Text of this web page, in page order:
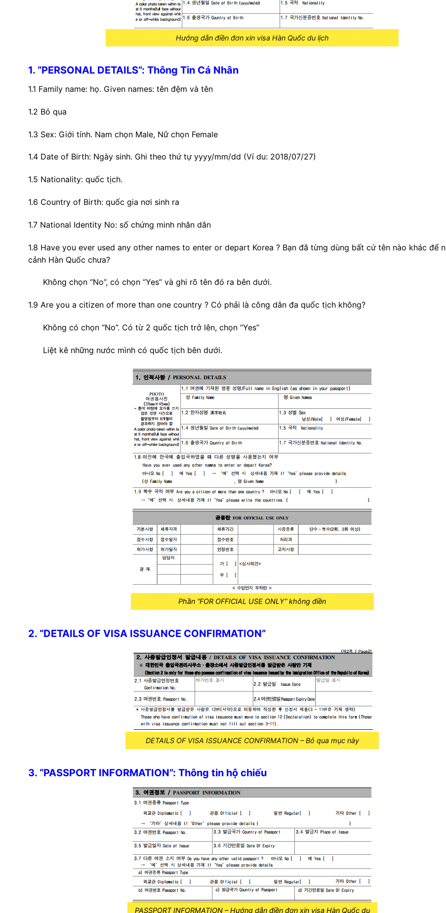
Hướng dẫn điền đơn xin visa Hàn Quốc du lịch
1. “PERSONAL DETAILS”: Thông Tin Cá Nhân
1.1 Family name: họ. Given names: tên đệm và tên
1.2 Bỏ qua
1.3 Sex: Giới tính. Nam chọn Male, Nữ chọn Female
1.4 Date of Birth: Ngày sinh. Ghi theo thứ tự yyyy/mm/dd (Ví du: 2018/07/27)
1.5 Nationality: quốc tịch.
1.6 Country of Birth: quốc gia nơi sinh ra
1.7 National Identity No: số chứng minh nhân dân
1.8 Have you ever used any other names to enter or depart Korea ? Bạn đã từng dùng bất cứ tên nào khác để
cảnh Hàn Quốc chưa?
Không chọn “No”, có chọn “Yes” và ghi rõ tên đó ra bên dưới.
1.9 Are you a citizen of more than one country ? Có phải là công dân đa quốc tịch không?
Không có chọn “No”. Có từ 2 quốc tịch trở lên, chọn “Yes”
Liệt kê những nước mình có quốc tịch bên dưới.
Phần “FOR OFFICIAL USE ONLY” không điền
2. “DETAILS OF VISA ISSUANCE CONFIRMATION”
DETAILS OF VISA ISSUANCE CONFIRMATION –Bỏ qua mục này
3. “PASSPORT INFORMATION”: Thông tin hộ chiếu
PASSPORT INFORMATION – Hướng dẫn điền đơn xin visa Hàn Quốc du